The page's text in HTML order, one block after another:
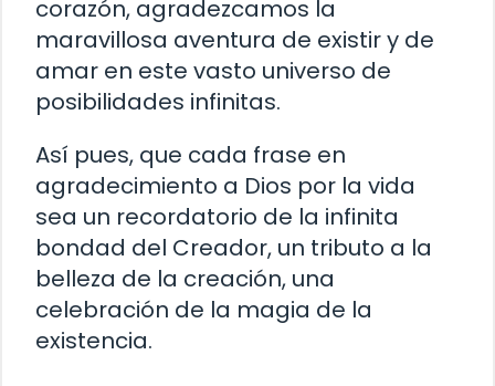
corazón, agradezcamos la
maravillosa aventura de existir y de
amar en este vasto universo de
posibilidades infinitas.
Así pues, que cada frase en
agradecimiento a Dios por la vida
sea un recordatorio de la infinita
bondad del Creador, un tributo a la
belleza de la creación, una
celebración de la magia de la
existencia.